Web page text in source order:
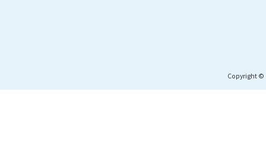
Copyright ©